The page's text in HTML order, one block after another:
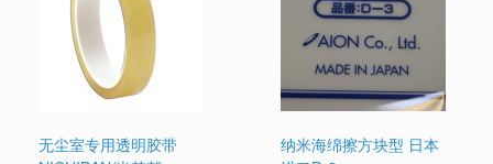
无尘室专用透明胶带
纳米海绵擦方块型 日本